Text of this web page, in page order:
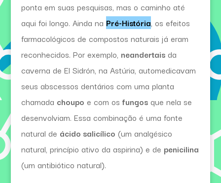
ponta em suas pesquisas, mas o caminho até
aqui foi longo. Ainda na Pré-História, os efeitos
farmacológicos de compostos naturais já eram
reconhecidos. Por exemplo, neandertaisda
caverna de El Sidrón, na Astúria, automedicavam
seus abscessos dentários com uma planta
chamada choupo e com os fungosque nela se
desenvolviam. Essa combinação é uma fonte
natural de ácido salicílico (um analgésico
natural, princípio ativo da aspirina) e de penicilina
(um antibiótico natural).